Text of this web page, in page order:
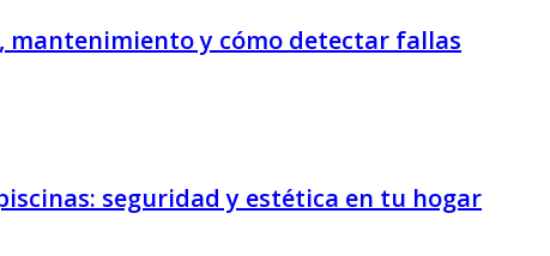
mantenimiento y cómo detectar fallas
seguridad y estética en tu hogar